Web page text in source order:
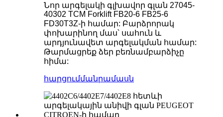
Նոր արգելակի գլխավոր գլան 27045-
40302 TCM Forklift FB20-6 FB25-6
FD30T3Z-ի համար: Բարձրորակ
փոխարինող մաս՝ սահուն և
արդյունավետ արգելակման համար:
Թարմացրեք ձեր բեռնամբարձիչը
հիմա:
հարցումմանրամասն